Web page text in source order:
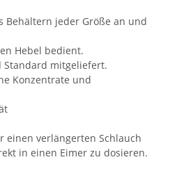
Behältern jeder Größe an und
Hebel bedient.
Standard mitgeliefert.
Konzentrate und
einen verlängerten Schlauch
in einen Eimer zu dosieren.